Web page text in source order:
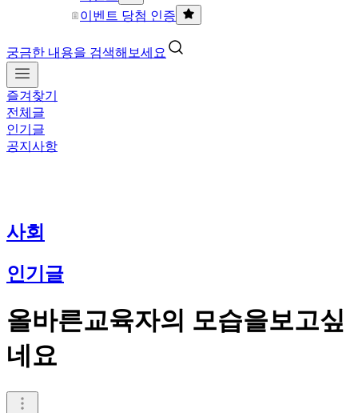
이벤트 당첨 인증
궁금한 내용을 검색해보세요
즐겨찾기
전체글
인기글
공지사항
사회
인기글
올바른교육자의 모습을보고싶
네요